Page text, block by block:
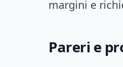
margini e
Pareri e